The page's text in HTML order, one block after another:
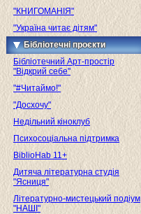
"КНИГОМАНІЯ"
"Україна читає дітям"
Бібліотечні проєкти
Бібліотечний Арт-простір
"Відкрий себе"
"#Читаймо!"
"Досхочу"
Недільний кіноклуб
Психосоціальна підтримка
BiblioHab 11+
Дитяча літературна студія
"Ясниця"
Літературно-мистецький подіум
"НАШІ"